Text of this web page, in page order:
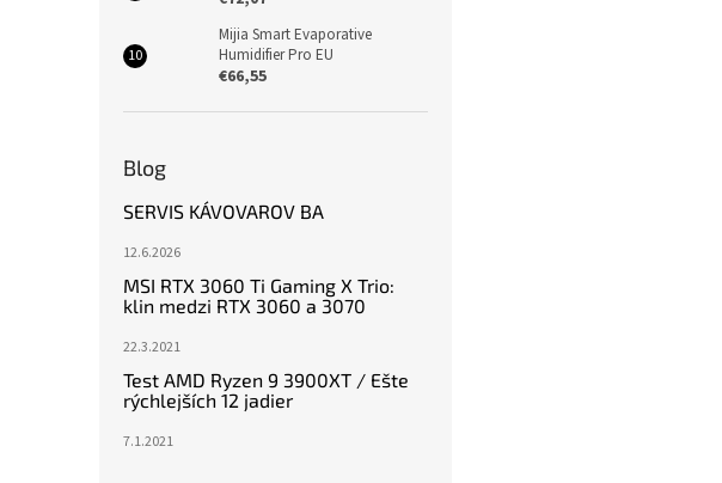
Mijia Smart Evaporative
Humidifier Pro EU
€66,55
Blog
SERVIS KÁVOVAROV BA
12.6.2026
MSI RTX 3060 Ti Gaming X Trio:
klin medzi RTX 3060 a 3070
22.3.2021
Test AMD Ryzen 9 3900XT / Ešte
rýchlejších 12 jadier
7.1.2021